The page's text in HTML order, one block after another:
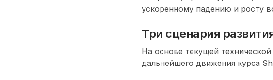
ускоренному падению и росту
Три сценария
На основе текущей
дальнейшего движения курса